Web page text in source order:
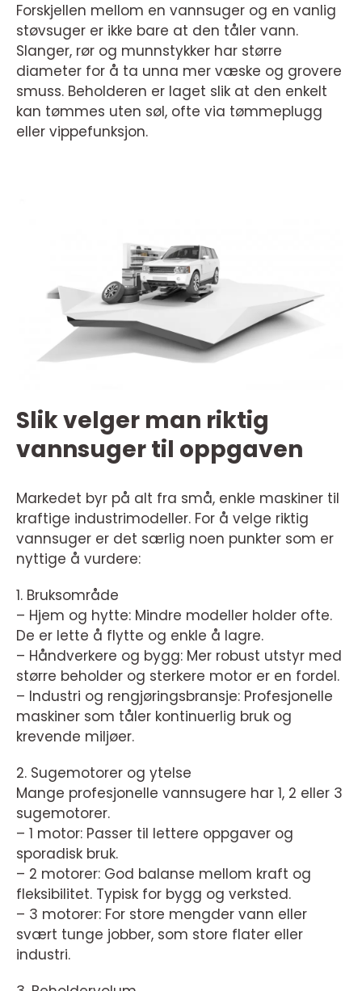
Forskjellen mellom en vannsuger og en vanlig
støvsuger er ikke bare at den tåler vann.
Slanger, rør og munnstykker har større
diameter for å ta unna mer væske og grovere
smuss. Beholderen er laget slik at den enkelt
kan tømmes uten søl, ofte via tømmeplugg
eller vippefunksjon.
Slik velger man riktig
vannsuger til oppgaven
Markedet byr på alt fra små, enkle maskiner til
kraftige industrimodeller. For å velge riktig
vannsuger er det særlig noen punkter som er
nyttige å vurdere:
1. Bruksområde
– Hjem og hytte: Mindre modeller holder ofte.
De er lette å flytte og enkle å lagre.
– Håndverkere og bygg: Mer robust utstyr med
større beholder og sterkere motor er en fordel.
– Industri og rengjøringsbransje: Profesjonelle
maskiner som tåler kontinuerlig bruk og
krevende miljøer.
2. Sugemotorer og ytelse
Mange profesjonelle vannsugere har 1, 2 eller 3
sugemotorer.
– 1 motor: Passer til lettere oppgaver og
sporadisk bruk.
– 2 motorer: God balanse mellom kraft og
fleksibilitet. Typisk for bygg og verksted.
– 3 motorer: For store mengder vann eller
svært tunge jobber, som store flater eller
industri.